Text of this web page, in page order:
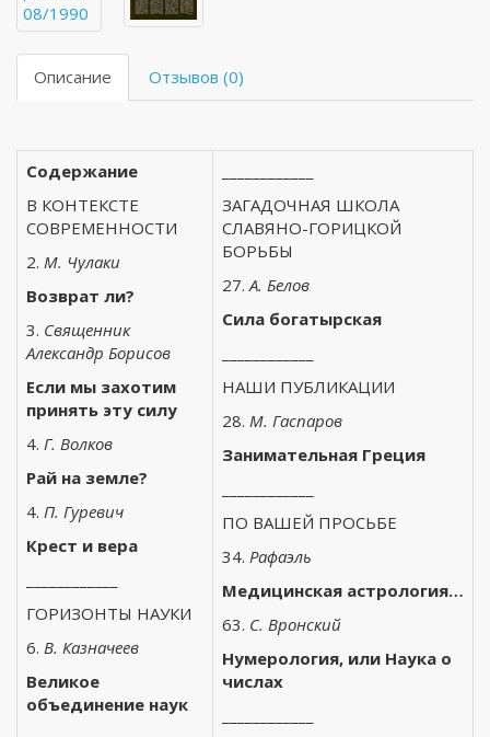
Описание Отзывов (0)
Содержание
В КОНТЕКСТЕ
СОВРЕМЕННОСТИ
2. М. Чулаки
Возврат ли?
3. Священник
Александр Борисов
Если мы захотим
принять эту силу
4. Г. Волков
Рай на земле?
4. П. Гуревич
Крест и вера
ГОРИЗОНТЫ НАУКИ
6. В. Казначеев
Великое
объединение наук
ЗАГАДОЧНАЯ ШКОЛА
СЛАВЯНО-ГОРИЦКОЙ
БОРЬБЫ
27.А. Белов
Сила богатырская
НАШИ ПУБЛИКАЦИИ
28. М. Гаспаров
Занимательная Греция
ПО ВАШЕЙ ПРОСЬБЕ
34. Рафаэль
Медицинская астрология…
63. С. Вронский
Нумерология, или Наука о
числах